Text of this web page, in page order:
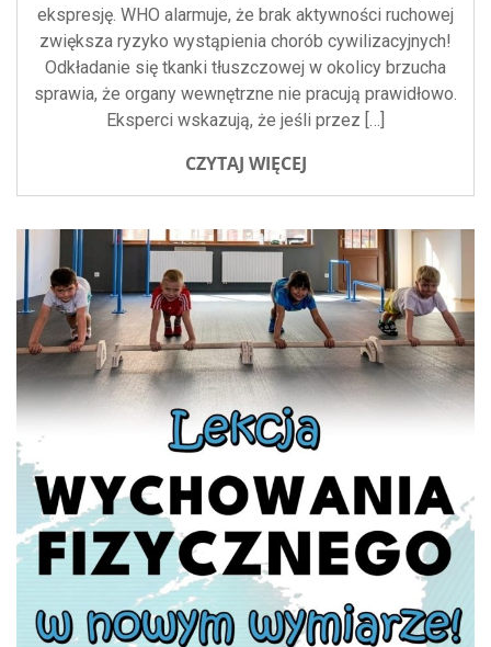
ekspresję. WHO alarmuje, że brak aktywności ruchowej
zwiększa ryzyko wystąpienia chorób cywilizacyjnych!
Odkładanie się tkanki tłuszczowej w okolicy brzucha
sprawia, że organy wewnętrzne nie pracują prawidłowo.
Eksperci wskazują, że jeśli przez […]
CZYTAJ WIĘCEJ